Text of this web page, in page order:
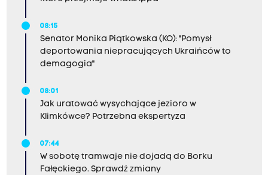
08:15
Senator Monika Piątkowska (KO): "Pomysł
deportowania niepracujących Ukraińców to
demagogia"
08:01
Jak uratować wysychające jezioro w
Klimkówce? Potrzebna ekspertyza
07:44
W sobotę tramwaje nie dojadą do Borku
Fałęckiego. Sprawdź zmiany